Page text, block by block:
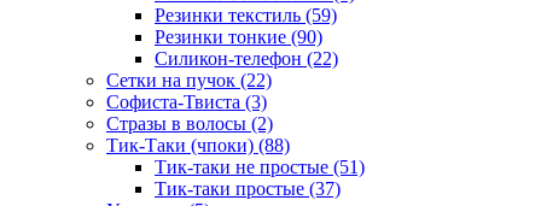
Резинки текстиль (59)
Резинки тонкие (90)
Силикон-телефон (22)
Сетки на пучок (22)
Софиста-Твиста (3)
Стразы в волосы (2)
Тик-Таки (чпоки) (88)
Тик-таки не простые (51)
Тик-таки простые (37)